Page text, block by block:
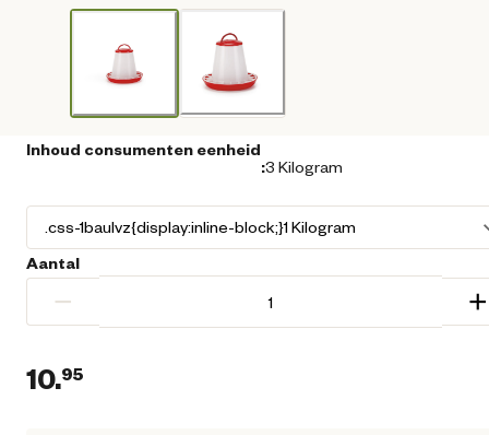
Inhoud consumenten eenheid
:3 Kilogram
Aantal
− +
10.95